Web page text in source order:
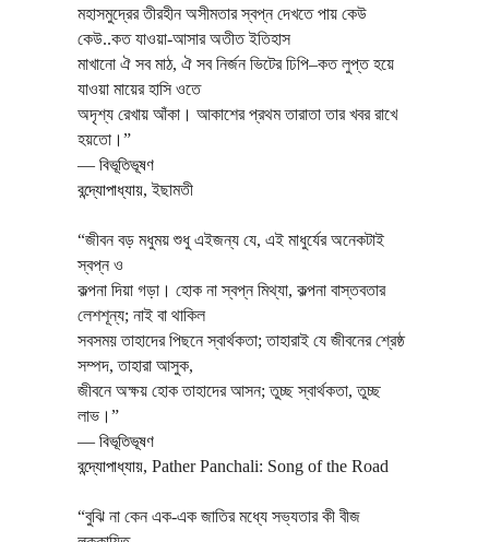
মহাসমুদ্রের তীরহীন অসীমতার স্বপ্ন দেখতে পায় কেউ
কেউ..কত যাওয়া-আসার অতীত ইতিহাস
মাখানো ঐ সব মাঠ, ঐ সব নির্জন ভিটের ঢিপি–কত লুপ্ত হয়ে
যাওয়া মায়ের হাসি ওতে
অদৃশ্য রেখায় আঁকা। আকাশের প্রথম তারাতা তার খবর রাখে
হয়তো।”
― বিভূতিভূষণ
বন্দ্যোপাধ্যায়,ইছামতী
“জীবন বড় মধুময় শুধু এইজন্য যে, এই মাধুর্যের অনেকটাই
স্বপ্ন ও
কল্পনা দিয়া গড়া। হোক না স্বপ্ন মিথ্যা, কল্পনা বাস্তবতার
লেশশূন্য; নাই বা থাকিল
সবসময় তাহাদের পিছনে স্বার্থকতা; তাহারাই যে জীবনের শ্রেষ্ঠ
সম্পদ, তাহারা আসুক,
জীবনে অক্ষয় হোক তাহাদের আসন; তুচ্ছ স্বার্থকতা, তুচ্ছ
লাভ।”
― বিভূতিভূষণ
বন্দ্যোপাধ্যায়, Pather Panchali: Song of the Road
“বুঝি না কেন এক-এক জাতির মধ্যে সভ্যতার কী বীজ